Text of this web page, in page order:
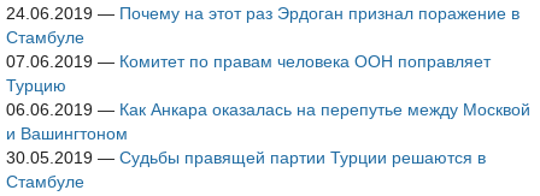
24.06.2019 — Почему на этот раз Эрдоган признал поражение в
Стамбуле
07.06.2019 — Комитет по правам человека ООН поправляет
Турцию
06.06.2019 — Как Анкара оказалась на перепутье между Москвой
и Вашингтоном
30.05.2019 — Судьбы правящей партии Турции решаются в
Стамбуле